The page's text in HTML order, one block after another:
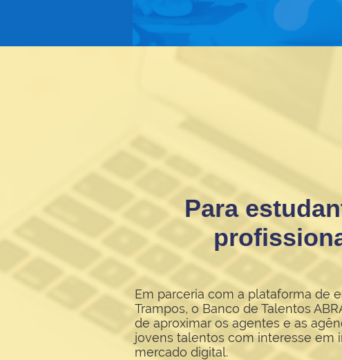
Para
Em parceria com a plataforma de
Trampos, o Banco de Talentos
de aproximar os agentes e as
jovens talentos com interesse em
mercado digital.